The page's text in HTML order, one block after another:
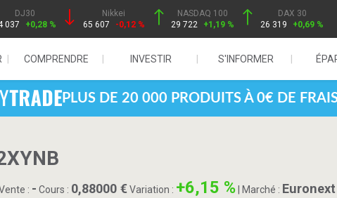
DJ30
037
+0,28 %
Nikkei
65 607
-0,12 %
NASDAQ 100
29 722
+1,19 %
DAX 30
26 319
+0,69 %
COMPRENDRE INVESTIR S'INFORMER
PLUS DE 20 000 PRODUITS À 0€ DE
: - Cours : 0,88000Variation : +6,15 % Marché :